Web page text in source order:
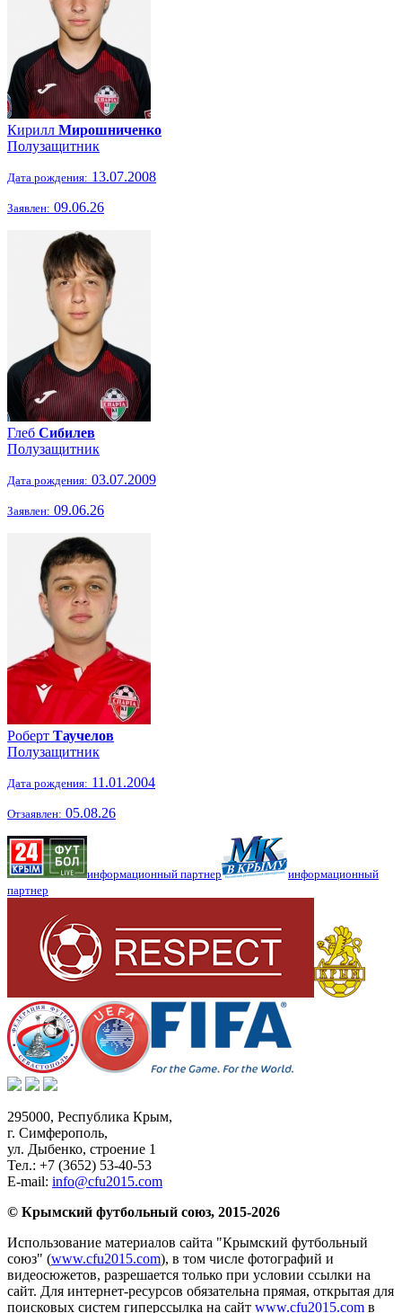
Кирилл Мирошниченко
Полузащитник
Дата рождения: 13.07.2008
Заявлен: 09.06.26
Глеб Сибилев
Полузащитник
Дата рождения: 03.07.2009
Заявлен: 09.06.26
Роберт Таучелов
Полузащитник
Дата рождения: 11.01.2004
Отзаявлен: 05.08.26
информационный партнер
информационный
партнер
295000, Республика Крым,
г. Симферополь,
ул. Дыбенко, строение 1
Тел.: +7 (3652) 53-40-53
E-mail: info@cfu2015.com
© Крымский футбольный союз, 2015-2026
Использование материалов сайта "Крымский футбольный
союз" (www.cfu2015.com), в том числе фотографий и
видеосюжетов, разрешается только при условии ссылки на
сайт. Для интернет-ресурсов обязательна прямая, открытая для
поисковых систем гиперссылка на сайт www.cfu2015.com в